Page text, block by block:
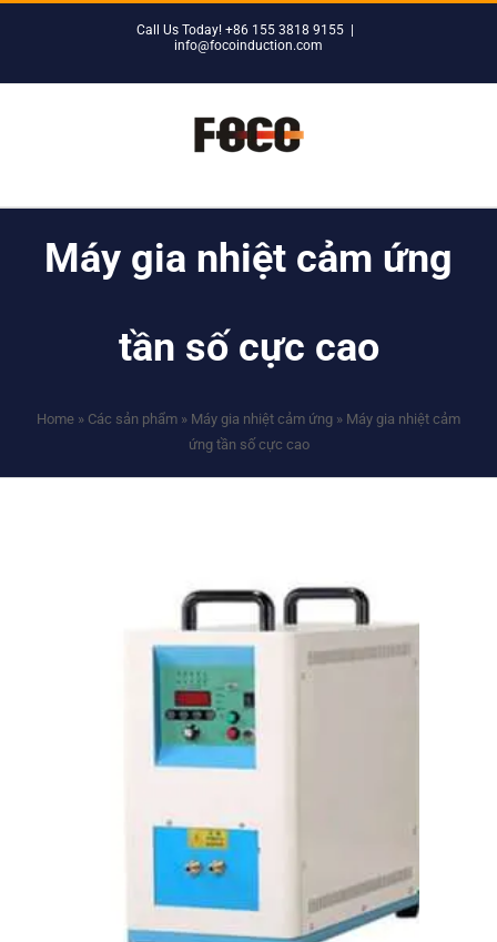
Call Us Today! +86 155 3818 9155
info@focoinduction.com
Máy gia nhiệt cảm ứng
tần số cực cao
Home » Các sản phẩm » Máy gia nhiệt cảm ứng » Máy gia nhiệt cảm
ứng tần số cực cao